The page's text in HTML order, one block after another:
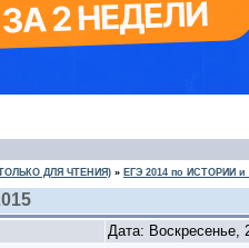
ДЛЯ ЧТЕНИЯ) » ЕГЭ 2014 по
Дата: Воскресенье,